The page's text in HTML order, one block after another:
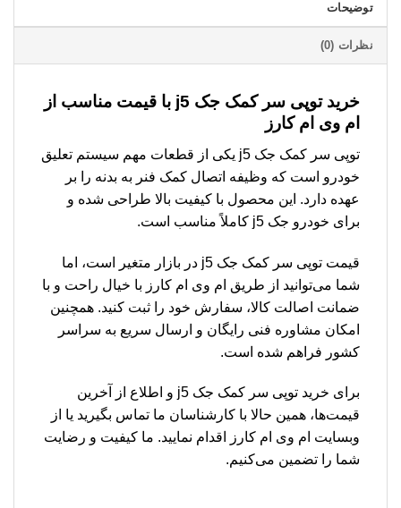
توضیحات
نظرات (0)
خرید توپی سر کمک جک j5 با قیمت مناسب از
ام وی ام کارز
توپی سر کمک جک j5 یکی از قطعات مهم سیستم تعلیق
خودرو است که وظیفه اتصال کمک فنر به بدنه را بر
عهده دارد. این محصول با کیفیت بالا طراحی شده و
برای خودرو جک j5 کاملاً مناسب است.
قیمت توپی سر کمک جک j5 در بازار متغیر است، اما
شما می‌توانید از طریق ام وی ام کارز با خیال راحت و با
ضمانت اصالت کالا، سفارش خود را ثبت کنید. همچنین
امکان مشاوره فنی رایگان و ارسال سریع به سراسر
کشور فراهم شده است.
برای خرید توپی سر کمک جک j5 و اطلاع از آخرین
قیمت‌ها، همین حالا با کارشناسان ما تماس بگیرید یا از
وبسایت ام وی ام کارز اقدام نمایید. ما کیفیت و رضایت
شما را تضمین می‌کنیم.